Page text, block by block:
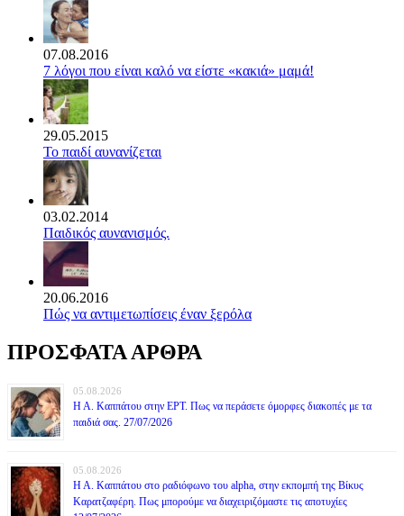
07.08.2016
7 λόγοι που είναι καλό να είστε «κακιά» μαμά!
29.05.2015
Το παιδί αυνανίζεται
03.02.2014
Παιδικός αυνανισμός.
20.06.2016
Πώς να αντιμετωπίσεις έναν ξερόλα
ΠΡΟΣΦΑΤΑ ΑΡΘΡΑ
05.08.2026
Η Α. Καππάτου στην ΕΡΤ. Πως να περάσετε όμορφες διακοπές με τα
παιδιά σας. 27/07/2026
05.08.2026
Η Α. Καππάτου στο ραδιόφωνο του alpha, στην εκπομπή της Βίκυς
Καρατζαφέρη. Πως μπορούμε να διαχειριζόμαστε τις αποτυχίες